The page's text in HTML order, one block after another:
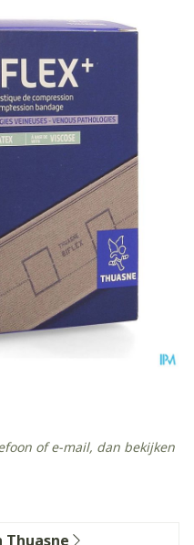
of e-mail, dan bekijken